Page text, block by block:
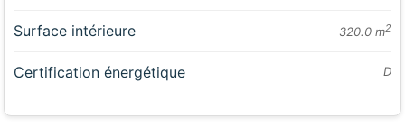
Surface intérieure 320.0 m2
Certification énergétique D